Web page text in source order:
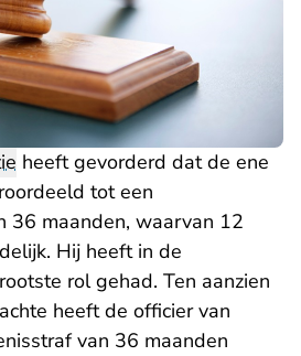
heeft gevorderd dat de ene
tot een
36 maanden, waarvan 12
Hij heeft in de
rol gehad. Ten aanzien
heeft de officier van
van 36 maanden